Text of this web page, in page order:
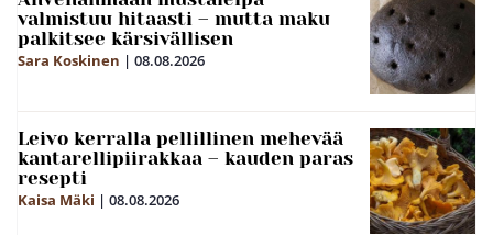
valmistuu hitaasti – mutta maku
palkitsee kärsivällisen
Sara Koskinen | 08.08.2026
Leivo kerralla pellillinen mehevää
kantarellipiirakkaa – kauden paras
resepti
Kaisa Mäki | 08.08.2026